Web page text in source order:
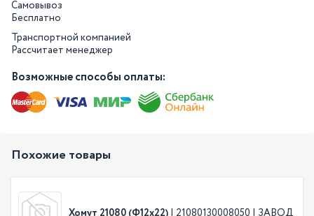
Самовывоз
Бесплатно
Транспортной компанией
Рассчитает менеджер
Возможные способы оплаты:
Похожие товары
Хомут 21080 (Ф12х22) | 21080130008050 | ЗАВОД